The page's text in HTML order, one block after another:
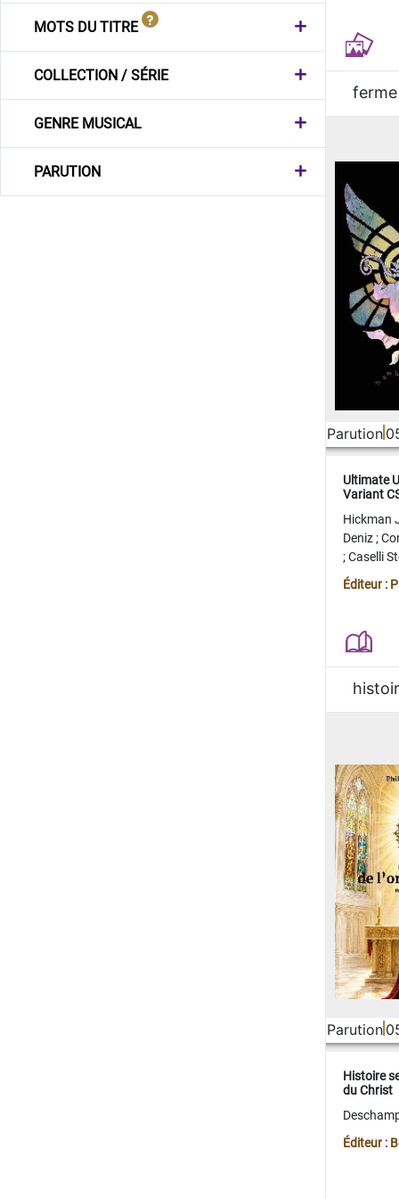
MOTS DU TITRE
COLLECTION / SÉRIE
GENRE MUSICAL
PARUTION
ferme
Parution
Ultimate
Variant
Hickman
Deniz;
;Caselli
Juan
Éditeur :
Parution
Histoire
du Christ
Éditeur :